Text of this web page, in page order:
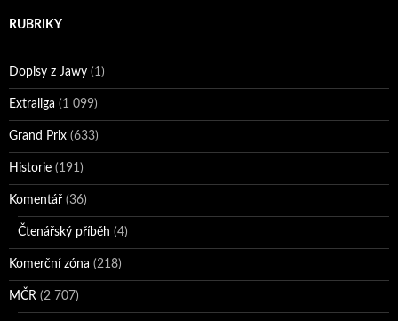
RUBRIKY
Dopisy z Jawy (1)
Extraliga (1 099)
Grand Prix (633)
Historie (191)
Komentář (36)
Čtenářský příběh (4)
Komerční zóna (218)
MČR (2 707)